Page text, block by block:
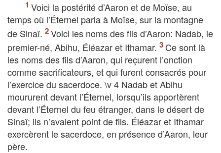
Voici la postérité d’Aaron et de Moïse, au
temps où l’Éternel parla à Moïse, sur la montagne
de Sinaï.
Voici les noms des fils d’Aaron: Nadab, le
premier-né, Abihu, Éléazar et Ithamar.
Ce sont là
les noms des fils d’Aaron, qui reçurent l’onction
comme sacrificateurs, et qui furent consacrés pour
l’exercice du sacerdoce. \v 4 Nadab et Abihu
moururent devant l’Éternel, lorsqu’ils apportèrent
devant l’Éternel du feu étranger, dans le désert de
Sinaï; ils n’avaient point de fils. Éléazar et Ithamar
exercèrent le sacerdoce, en présence d’Aaron, leur
père.